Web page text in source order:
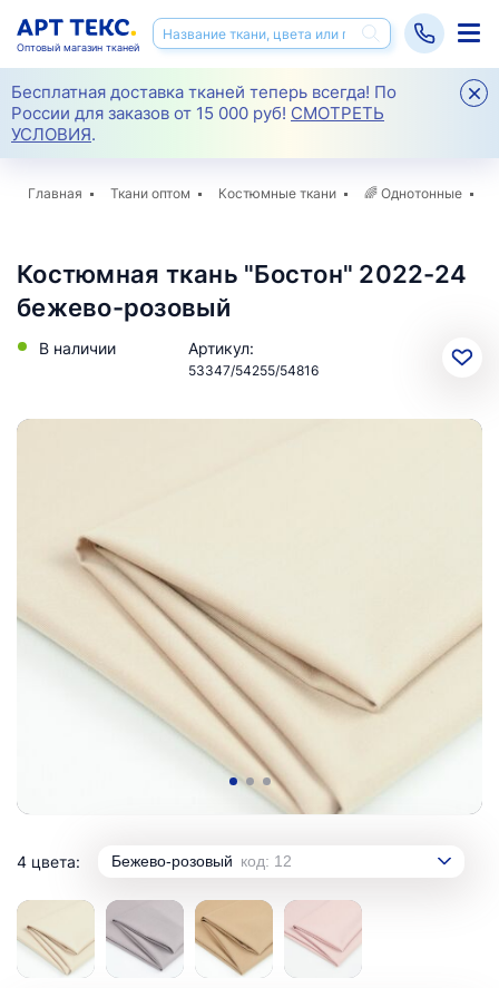
Бесплатная доставка тканей теперь всегда! По
России для заказов от 15 000 руб! СМОТРЕТЬ
УСЛОВИЯ.
Оптовый магазин тканей
Главная Ткани оптом Костюмные ткани 🌈 Однотонные
Костюмная ткань "Бостон" 2022-24
бежево-розовый
В наличии Артикул:
53347/54255/54816
4 цвета: Бежево-розовый код: 12